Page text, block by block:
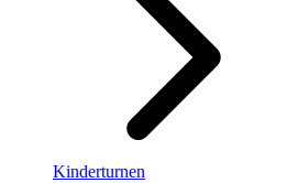
Kinderturnen